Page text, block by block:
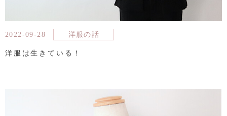
2022-09-28 洋服の話
洋服は生きている！